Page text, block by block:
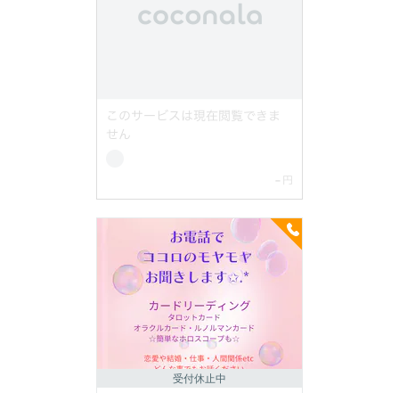
受付休止中